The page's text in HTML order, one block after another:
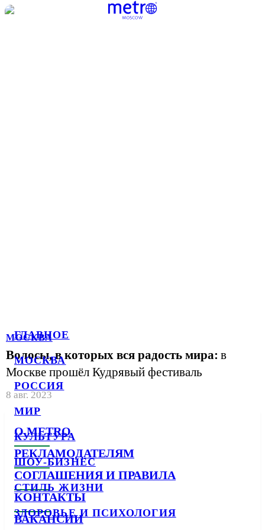
ГЛАВНОЕ
МОСКВА
РОССИЯ
МИР
КУЛЬТУРА
ШОУ-БИЗНЕС
СТИЛЬ ЖИЗНИ
ЗДОРОВЬЕ И ПСИХОЛОГИЯ
МОСКВА
Волосы, в которых вся радость мира: в
Москве прошёл Кудрявый фестиваль
8 авг. 2023
О METRO
РЕКЛАМОДАТЕЛЯМ
СОГЛАШЕНИЯ И ПРАВИЛА
КОНТАКТЫ
ВАКАНСИИ